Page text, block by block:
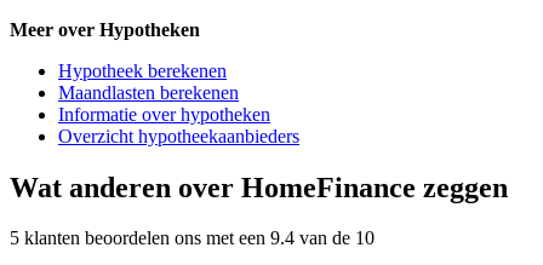
Meer over Hypotheken
Hypotheek berekenen
Maandlasten berekenen
Informatie over hypotheken
Overzicht hypotheekaanbieders
Wat anderen over HomeFinance zeggen
5 klanten beoordelen ons met een 9.4 van de 10